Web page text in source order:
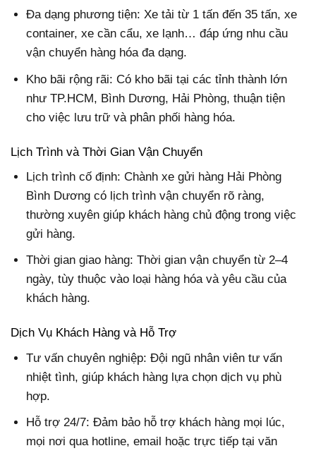
Đa dạng phương tiện: Xe tải từ 1 tấn đến 35 tấn, xe
container, xe cần cẩu, xe lạnh… đáp ứng nhu cầu
vận chuyển hàng hóa đa dạng.
Kho bãi rộng rãi: Có kho bãi tại các tỉnh thành lớn
như TP.HCM, Bình Dương, Hải Phòng, thuận tiện
cho việc lưu trữ và phân phối hàng hóa.
Lịch Trình và Thời Gian Vận Chuyển
Lịch trình cố định: Chành xe gửi hàng Hải Phòng
Bình Dương có lịch trình vận chuyển rõ ràng,
thường xuyên giúp khách hàng chủ động trong việc
gửi hàng.
Thời gian giao hàng: Thời gian vận chuyển từ 2–4
ngày, tùy thuộc vào loại hàng hóa và yêu cầu của
khách hàng.
Dịch Vụ Khách Hàng và Hỗ Trợ
Tư vấn chuyên nghiệp: Đội ngũ nhân viên tư vấn
nhiệt tình, giúp khách hàng lựa chọn dịch vụ phù
hợp.
Hỗ trợ 24/7: Đảm bảo hỗ trợ khách hàng mọi lúc,
mọi nơi qua hotline, email hoặc trực tiếp tại văn